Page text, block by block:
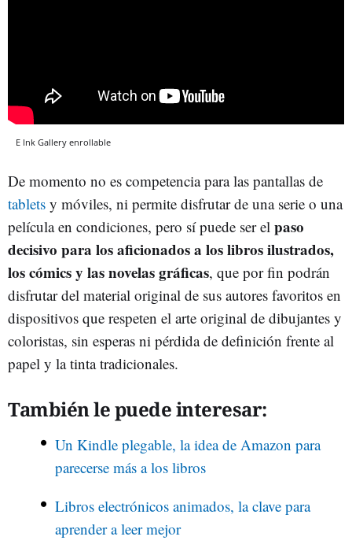
E Ink Gallery enrollable
De momento no es competencia para las pantallas de
tablets y móviles, ni permite disfrutar de una serie o una
película en condiciones, pero sí puede ser el paso
decisivo para los aficionados a los libros ilustrados,
los cómics y las novelas gráficas, que por fin podrán
disfrutar del material original de sus autores favoritos en
dispositivos que respeten el arte original de dibujantes y
coloristas, sin esperas ni pérdida de definición frente al
papel y la tinta tradicionales.
También le puede interesar:
Un Kindle plegable, la idea de Amazon para
parecerse más a los libros
Libros electrónicos animados, la clave para
aprender a leer mejor